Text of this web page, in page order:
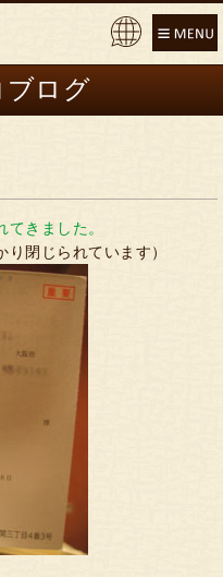
ブログ
きました。
り閉じられています）